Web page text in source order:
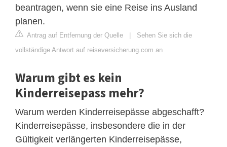
beantragen, wenn sie eine Reise ins Ausland
planen.
Antrag auf Entfernung der Quelle | Sehen Sie sich die
vollständige Antwort auf reiseversicherung.com an
Warum gibt es kein
Kinderreisepass mehr?
Warum werden Kinderreisepässe abgeschafft?
Kinderreisepässe, insbesondere die in der
Gültigkeit verlängerten Kinderreisepässe,